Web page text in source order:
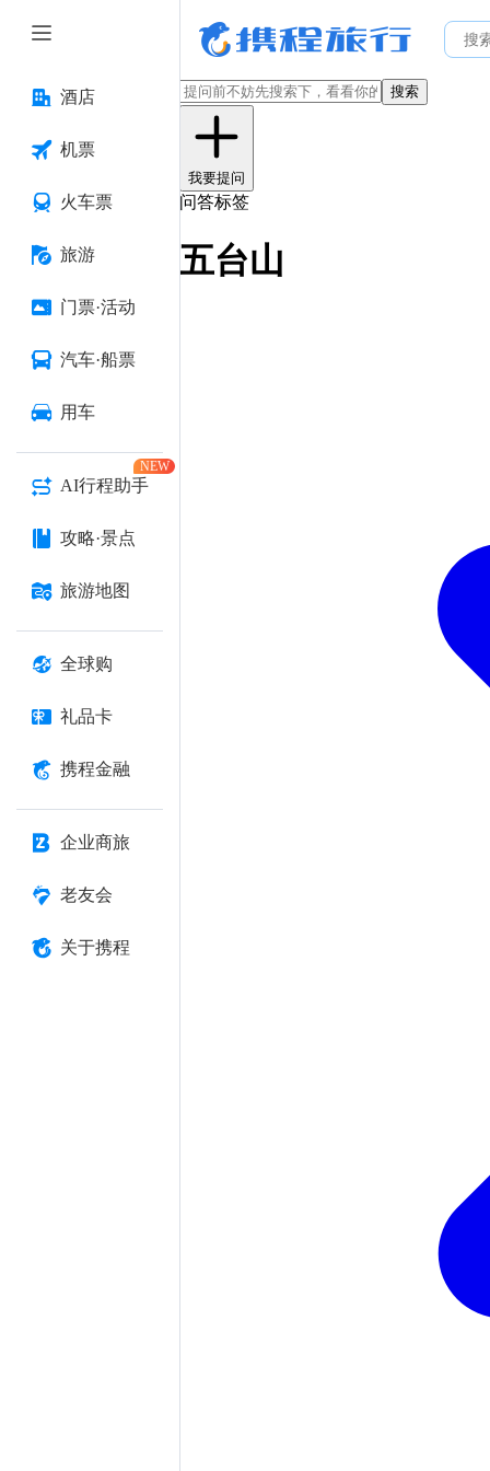
酒店
机票
火车票
旅游
门票·活动
汽车·船票
用车
AI行程助手
NEW
攻略·景点
旅游地图
全球购
礼品卡
携程金融
企业商旅
老友会
关于携程
搜索
我要提问
问答标签
五台山